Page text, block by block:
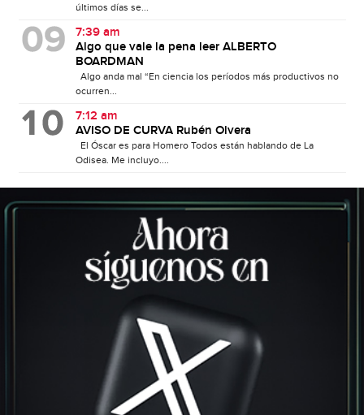
últimos días se...
7:39 am
Algo que vale la pena leer ALBERTO
BOARDMAN
Algo anda mal “En ciencia los períodos más productivos no
ocurren...
7:12 am
AVISO DE CURVA Rubén Olvera
El Óscar es para Homero Todos están hablando de La
Odisea. Me incluyo....